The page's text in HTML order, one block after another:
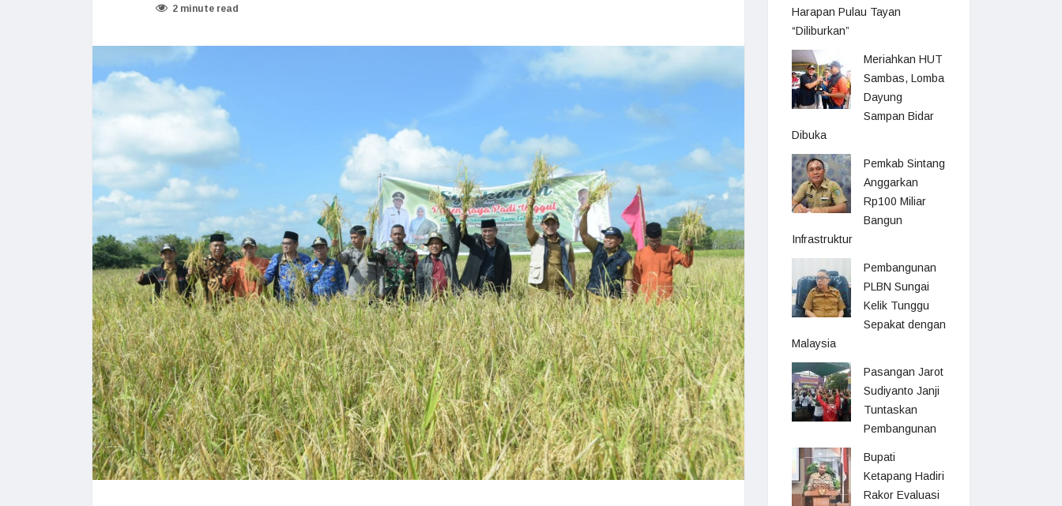
2 minute read
Harapan Pulau Tayan
“Diliburkan”
Meriahkan HUT
Sambas, Lomba
Dayung
Sampan Bidar
Dibuka
Pemkab Sintang
Anggarkan
Rp100 Miliar
Bangun
Infrastruktur
Pembangunan
PLBN Sungai
Kelik Tunggu
Sepakat dengan
Malaysia
Pasangan Jarot
Sudiyanto Janji
Tuntaskan
Pembangunan
Bupati
Ketapang Hadiri
Rakor Evaluasi